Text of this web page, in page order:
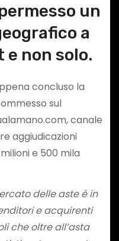
un
a
non solo.
concluso la
sul
canale
aggiudicazioni
e 500 mila
delle aste è in
e acquirenti
che oltre all’asta